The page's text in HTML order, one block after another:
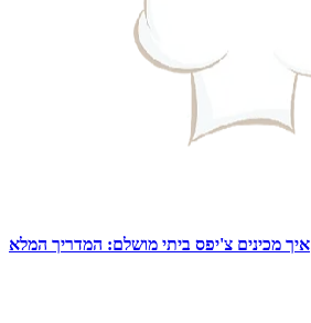
איך מכינים צ'יפס ביתי מושלם: המדריך המלא